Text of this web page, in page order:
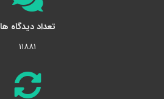
تعداد دیدگاه ها
۱۱۸۸۱